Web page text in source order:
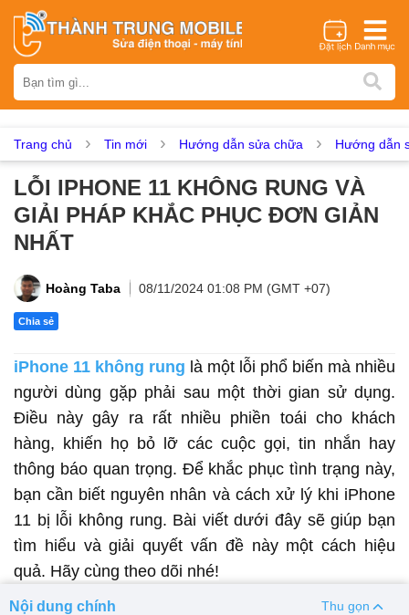
iPhone Samsung Oppo Xiaomi Realme Vivo
Nokia
Asus Sony Vertu LG Tecno
Dịch vụ sửa chữa
Thay mic Thay rung Thay main Unlock - Mở Khoá
Màn hình Vsmart Màn hình Google Pixel
Thay pin
Pin iPhone Pin Samsumg Pin Oppo Pin Xiaomi
Pin Realme
Thay vỏ
Vỏ iPhone Vỏ Samsung
Vỏ Huawei
Trang chủ Tin mới Hướng dẫn sửa chữa Hướng dẫn
LỖI IPHONE 11 KHÔNG RUNG VÀ
GIẢI PHÁP KHẮC PHỤC ĐƠN GIẢN
NHẤT
Hoàng Taba 08/11/2024 01:08 PM (GMT +07)
Chia sẻ
iPhone 11 không rung là một lỗi phổ biến mà nhiều
người dùng gặp phải sau một thời gian sử dụng.
Điều này gây ra rất nhiều phiền toái cho khách
hàng, khiến họ bỏ lỡ các cuộc gọi, tin nhắn hay
thông báo quan trọng. Để khắc phục tình trạng này,
bạn cần biết nguyên nhân và cách xử lý khi iPhone
11 bị lỗi không rung. Bài viết dưới đây sẽ giúp bạn
tìm hiểu và giải quyết vấn đề này một cách hiệu
quả. Hãy cùng theo dõi nhé!
Nội dung chính Thu gọn